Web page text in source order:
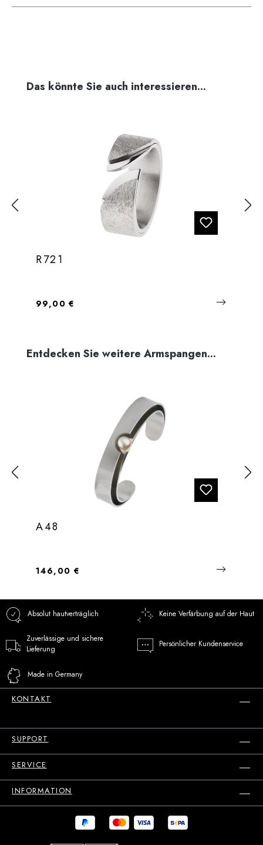
Produktgalerie überspringen
Das könnte Sie auch interessieren...
R721
Regulärer Preis:
99,00 €
Produktgalerie überspringen
Entdecken Sie weitere Armspangen...
A48
Regulärer Preis:
146,00 €
Absolut hautverträglich Keine Verfärbung auf der Haut
Zuverlässige und sichere
Lieferung
Persönlicher Kundenservice
Made in Germany
KONTAKT
SUPPORT
SERVICE
INFORMATION